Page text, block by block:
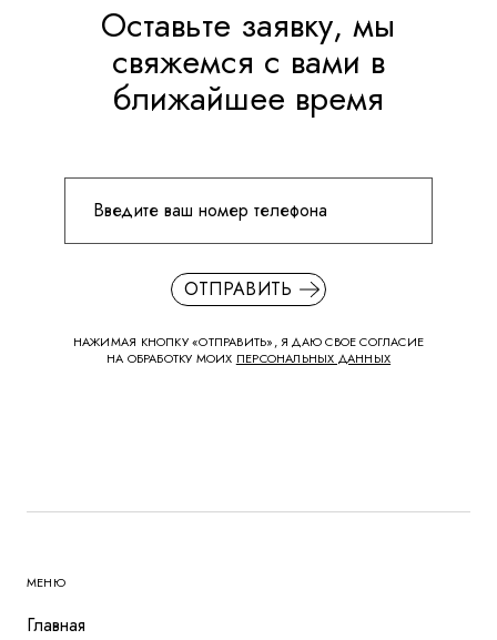
Оставьте заявку, мы
свяжемся с вами в
ближайшее время
ОТПРАВИТЬ
НАЖИМАЯ КНОПКУ «ОТПРАВИТЬ», Я ДАЮ СВОЕ СОГЛАСИЕ
НА ОБРАБОТКУ МОИХ ПЕРСОНАЛЬНЫХ ДАННЫХ
МЕНЮ
Главная